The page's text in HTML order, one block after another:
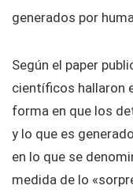
generados por
Según el paper
científicos hallaron
forma en que los
y lo que es
en lo que se
medida de lo